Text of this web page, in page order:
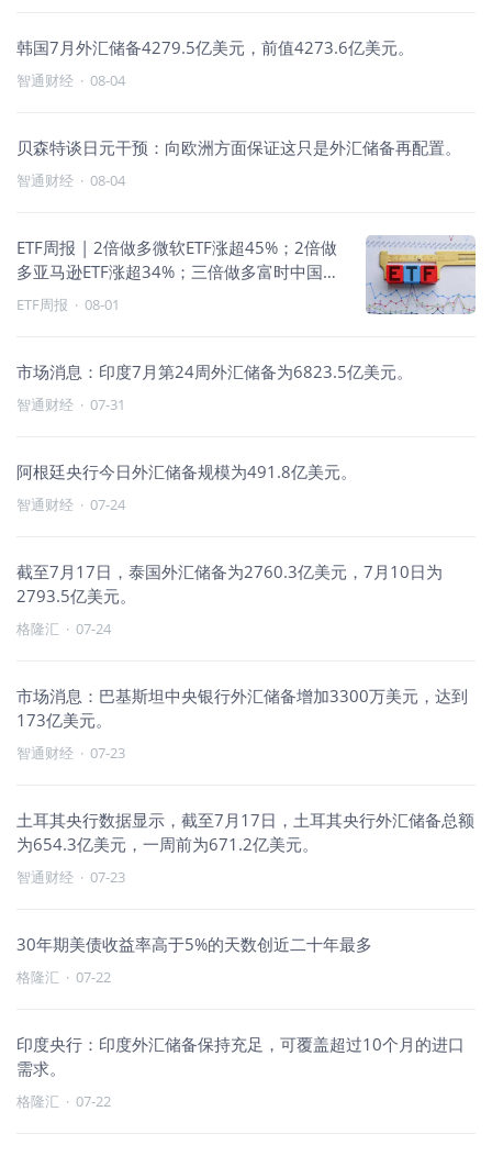
韩国7月外汇储备4279.5亿美元，前值4273.6亿美元。
智通财经 · 08-04
贝森特谈日元干预：向欧洲方面保证这只是外汇储备再配置。
智通财经 · 08-04
ETF周报 | 2倍做多微软ETF涨超45%；2倍做
多亚马逊ETF涨超34%；三倍做多富时中国
ETF涨超17%
ETF周报 · 08-01
市场消息：印度7月第24周外汇储备为6823.5亿美元。
智通财经 · 07-31
阿根廷央行今日外汇储备规模为491.8亿美元。
智通财经 · 07-24
截至7月17日，泰国外汇储备为2760.3亿美元，7月10日为
2793.5亿美元。
格隆汇 · 07-24
市场消息：巴基斯坦中央银行外汇储备增加3300万美元，达到
173亿美元。
智通财经 · 07-23
土耳其央行数据显示，截至7月17日，土耳其央行外汇储备总额
为654.3亿美元，一周前为671.2亿美元。
智通财经 · 07-23
30年期美债收益率高于5%的天数创近二十年最多
格隆汇 · 07-22
印度央行：印度外汇储备保持充足，可覆盖超过10个月的进口
需求。
格隆汇 · 07-22